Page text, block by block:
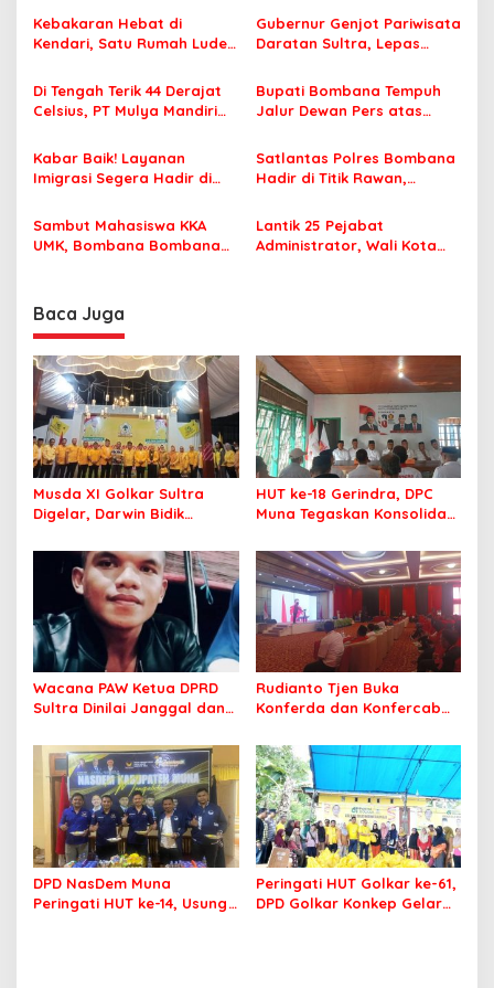
s
i
p
o
s
Kebakaran Hebat di
Kendari, Satu Rumah Ludes
Gubernur Genjot Pariwisata
Daratan Sultra, Lepas
Tiga Kabupaten Unggulan
Di Tengah Terik 44 Derajat
Celsius, PT Mulya Mandiri
Jamaah Tetap Sehat dan
Nyaman Beribadah
Bupati Bombana Tempuh
Jalur Dewan Pers atas
Korupsi Jembatan Cirauci II
Kabar Baik! Layanan
Imigrasi Segera Hadir di
Perlu Lagi ke Kendari
Satlantas Polres Bombana
Hadir di Titik Rawan,
Sekolah dengan Aman
Sambut Mahasiswa KKA
UMK, Bombana Bombana
Lantik 25 Pejabat
Administrator, Wali Kota
Baca Juga
Musda XI Golkar Sultra
Digelar, Darwin Bidik
Muna dan Mubar
HUT ke-18 Gerindra, DPC
Muna Tegaskan Konsolidasi
Wacana PAW Ketua DPRD
Sultra Dinilai Janggal dan
Politik’
Rudianto Tjen Buka
Konferda dan Konfercab
Tingkatkan Soliditas
DPD NasDem Muna
Peringati HUT ke-14, Usung
Peringati HUT Golkar ke-61,
DPD Golkar Konkep Gelar